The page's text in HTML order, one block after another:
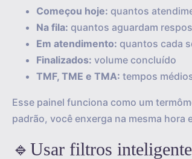
Começou hoje: quantos
Na fila: quantos aguardam
Em atendimento: quantos cada
Finalizados: volume concluído
TMF, TME e TMA: tempos
Esse painel funciona como um
padrão, você enxerga na mesma hora
🔹Usar filtros